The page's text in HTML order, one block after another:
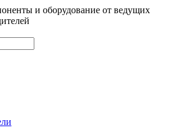
и оборудование от ведущих